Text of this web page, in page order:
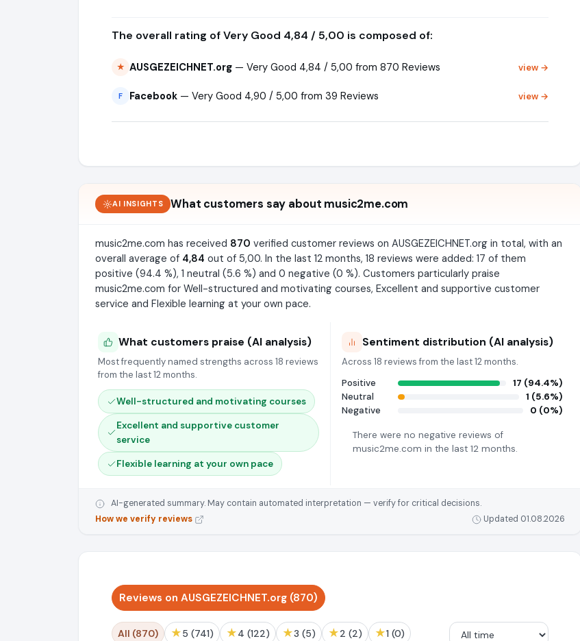
The overall rating of Very Good 4,84 / 5,00 is composed of:
★ AUSGEZEICHNET.org — Very Good 4,84 / 5,00 from 870 Reviews view →
F Facebook — Very Good 4,90 / 5,00 from 39 Reviews view →
AI INSIGHTS What customers say about music2me.com
music2me.com has received 870 verified customer reviews on AUSGEZEICHNET.org in total, with an
overall average of 4,84 out of 5,00. In the last 12 months, 18 reviews were added: 17 of them
positive (94.4 %), 1 neutral (5.6 %) and 0 negative (0 %). Customers particularly praise
music2me.com for Well-structured and motivating courses, Excellent and supportive customer
service and Flexible learning at your own pace.
What customers praise (AI analysis)
Most frequently named strengths across 18 reviews
from the last 12 months.
Well-structured and motivating courses
Excellent and supportive customer
service
Flexible learning at your own pace
Sentiment distribution (AI analysis)
Across 18 reviews from the last 12 months.
Positive
17 (94.4%)
Neutral
1 (5.6%)
Negative
0 (0%)
There were no negative reviews of
music2me.com in the last 12 months.
AI-generated summary. May contain automated interpretation — verify for critical decisions.
How we verify reviews
Updated 01.08.2026
Reviews on AUSGEZEICHNET.org (870)
All (870) ★ 5 (741) ★ 4 (122) ★ 3 (5) ★ 2 (2) ★ 1 (0)